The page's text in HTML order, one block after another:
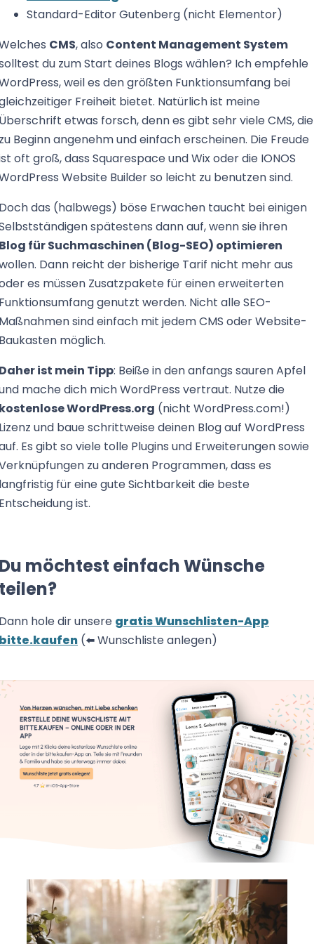
Standard-Editor Gutenberg (nicht Elementor)
CMS, also Content Management System
du zum Start deines Blogs wählen? Ich empfehle
weil es den größten Funktionsumfang bei
Freiheit bietet. Natürlich ist meine
etwas forsch, denn es gibt sehr viele CMS, die
Beginn angenehm und einfach erscheinen. Die Freude
oft groß, dass Squarespace und Wix oder die IONOS
Website Builder so leicht zu benutzen sind.
das (halbwegs) böse Erwachen taucht bei einigen
spätestens dann auf, wenn sie ihren
für Suchmaschinen (Blog-SEO) optimieren
Dann reicht der bisherige Tarif nicht mehr aus
es müssen Zusatzpakete für einen erweiterten
genutzt werden. Nicht alle SEO-
sind einfach mit jedem CMS oder Website-
möglich.
ist mein Tipp: Beiße in den anfangs sauren Apfel
mache dich mich WordPress vertraut. Nutze die
WordPress.org (nicht WordPress.com!)
und baue schrittweise deinen Blog auf WordPress
Es gibt so viele tolle Plugins und Erweiterungen sowie
zu anderen Programmen, dass es
für eine gute Sichtbarkeit die beste
ist.
möchtest einfach Wünsche
hole dir unsere gratis Wunschlisten-App
(⬅️ Wunschliste anlegen)